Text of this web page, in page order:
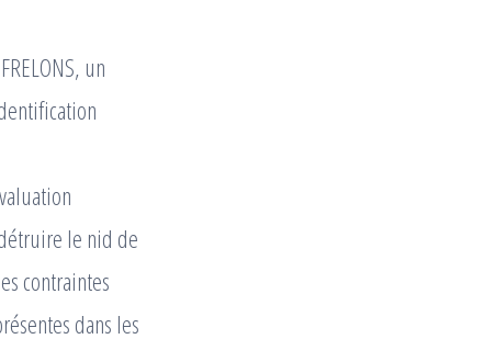
un
le nid de
contraintes
dans les